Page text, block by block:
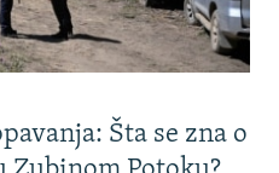
Šta se zna o